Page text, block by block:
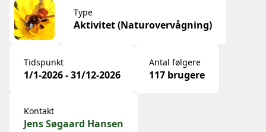
Type
Aktivitet (Naturovervågning)
Tidspunkt
1/1-2026 - 31/12-2026
Antal følgere
117 brugere
Kontakt
Jens Søgaard Hansen